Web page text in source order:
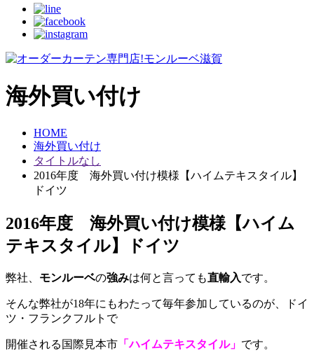
海外買い付け
HOME
海外買い付け
タイトルなし
2016年度 海外買い付け模様【ハイムテキスタイル】
ドイツ
2016年度 海外買い付け模様【ハイム
テキスタイル】ドイツ
弊社、 モンルーベの強みは何と言っても直輸入です。
そんな弊社が18年にもわたって毎年参加しているのが、ドイ
ツ・フランクフルトで
開催される国際見本市 「ハイムテキスタイル」 です。